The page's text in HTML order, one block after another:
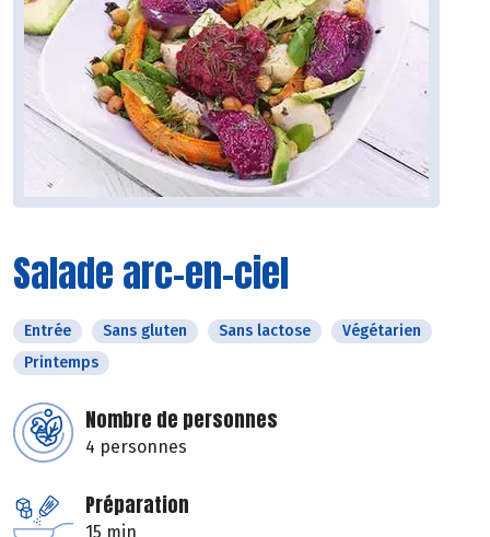
Salade arc-en-ciel
Entrée Sans gluten Sans lactose
Végétarien
Printemps
Nombre de personnes
4 personnes
Préparation
15 min